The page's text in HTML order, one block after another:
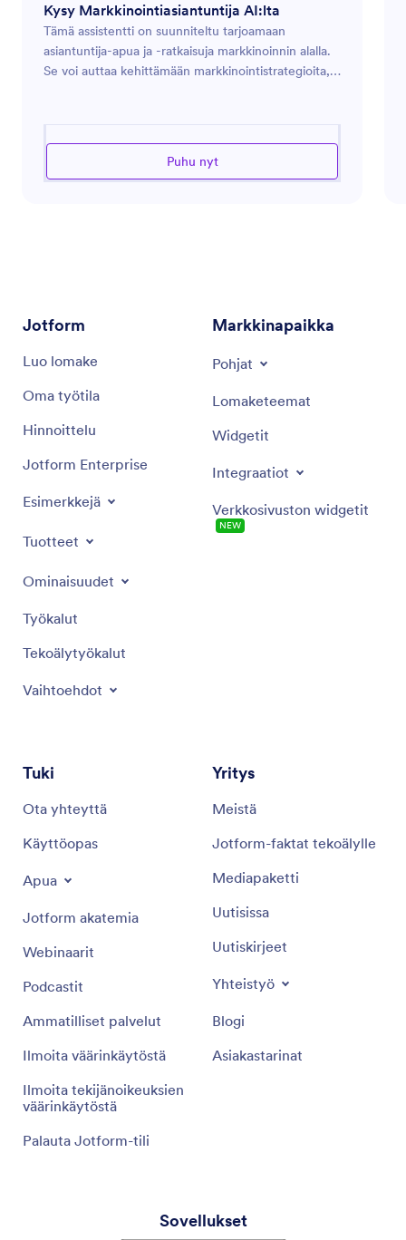
Kysy Markkinointiasiantuntija AI:lta
Tämä assistentti on suunniteltu tarjoamaan
asiantuntija-apua ja -ratkaisuja markkinoinnin alalla.
Se voi auttaa kehittämään markkinointistrategioita,
tehokkaampien tapojen löytäminen kohderyhmäsi
osallistamiseen, tämä assistentti on varustettu
Puhu nyt
Jotform
Luo lomake
Oma työtila
Hinnoittelu
Jotform Enterprise
Esimerkkejä
Tuotteet
Ominaisuudet
Työkalut
Tekoälytyökalut
Vaihtoehdot
Markkinapaikka
Pohjat
Lomaketeemat
Widgetit
Integraatiot
Verkkosivuston widgetit
NEW
Tuki
Ota yhteyttä
Käyttöopas
Apua
Jotform akatemia
Webinaarit
Podcastit
Ammatilliset palvelut
Ilmoita väärinkäytöstä
Ilmoita tekijänoikeuksien
väärinkäytöstä
Palauta Jotform-tili
Yritys
Meistä
Jotform-faktat tekoälylle
Mediapaketti
Uutisissa
Uutiskirjeet
Yhteistyö
Blogi
Asiakastarinat
Sovellukset